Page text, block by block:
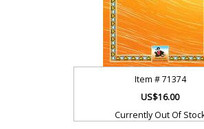
Item #71374
US$16.00
Currently Out Of